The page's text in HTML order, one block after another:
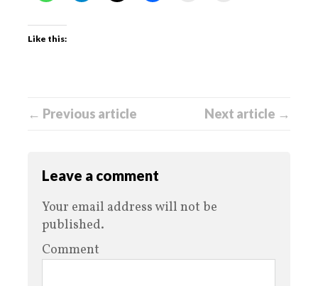
Like this:
← Previous article Next article →
Leave a comment
Your email address will not be
published.
Comment